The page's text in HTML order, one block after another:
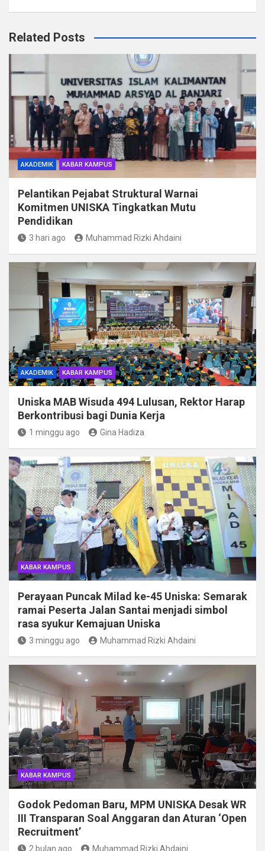
Related Posts
AKADEMIK KABAR KAMPUS
Pelantikan Pejabat Struktural Warnai
Komitmen UNISKA Tingkatkan Mutu
Pendidikan
3 hari ago Muhammad Rizki Ahdaini
AKADEMIK KABAR KAMPUS
Uniska MAB Wisuda 494 Lulusan, Rektor Harap
Berkontribusi bagi Dunia Kerja
1 minggu ago Gina Hadiza
KABAR KAMPUS
Perayaan Puncak Milad ke-45 Uniska: Semarak
ramai Peserta Jalan Santai menjadi simbol
rasa syukur Kemajuan Uniska
3 minggu ago Muhammad Rizki Ahdaini
KABAR KAMPUS
Godok Pedoman Baru, MPM UNISKA Desak WR
III Transparan Soal Anggaran dan Aturan ‘Open
Recruitment’
2 bulan ago Muhammad Rizki Ahdaini